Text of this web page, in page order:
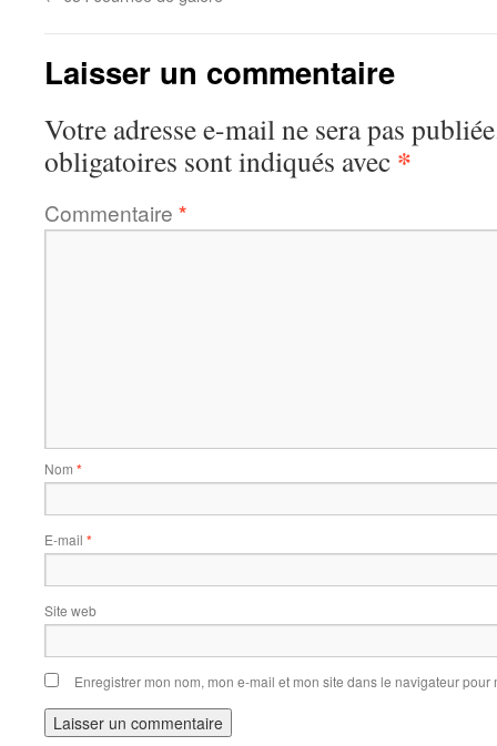
Laisser un commentaire
Votre adresse e-mail ne sera pas
obligatoires sont indiqués avec *
Commentaire *
Nom *
E-mail *
Site web
Enregistrer mon nom, mon e-mail et mon site dans le navigateur